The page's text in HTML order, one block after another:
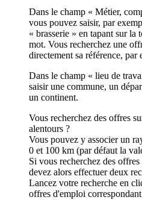
Dans le champ « Métier,
vous pouvez saisir, par
« brasserie » en tapant sur la
mot. Vous recherchez une
directement sa référence,
Dans le champ « lieu de
saisir une commune, un
un continent.
Vous recherchez des offres
alentours ?
Vous pouvez y associer un
0 et 100 km (par défaut la
Si vous recherchez des
devez alors effectuer deux
Lancez votre recherche en
offres d'emploi